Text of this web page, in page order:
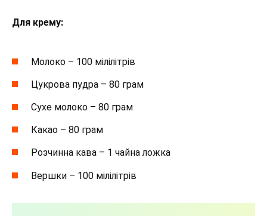
Для крему:
Молоко – 100 мілілітрів
Цукрова пудра – 80 грам
Сухе молоко – 80 грам
Какао – 80 грам
Розчинна кава – 1 чайна ложка
Вершки – 100 мілілітрів